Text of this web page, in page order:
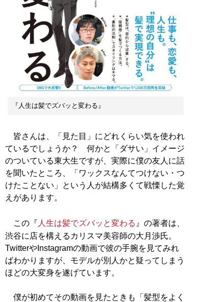
『人生は髪でズバッと変わる』
皆さんは、「見た目」にどれくらい気を使われ
ているでしょうか？ 何かと「ダサい」イメージ
のついている東大生ですが、実際に僕の友人に話
を聞いたところ、「ワックスなんてつけない・つ
けたことない」という人が結構多くて戦慄した覚
えがあります。
この『 人生は髪でズバッと変わる 』の著者は、
渋谷に店を構えるカリスマ美容師の大月渉氏。
TwitterやInstagramの動画で彼の手腕を見てみれ
ばわかりますが、モデルが別人かと疑ってしまう
ほどの大変身を遂げています。
僕が初めてその動画を見たときも「髪型をよく